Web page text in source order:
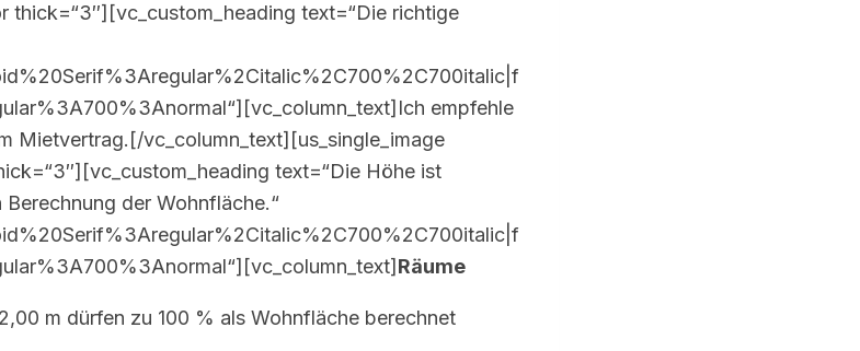
thick=“3″][vc_custom_heading text=“Die richtige
empfehle
Mietvertrag.[/vc_column_text][us_single_image
text=“Die Höhe ist
der Wohnfläche.“
Räume
m dürfen zu 100 % als Wohnfläche berechnet